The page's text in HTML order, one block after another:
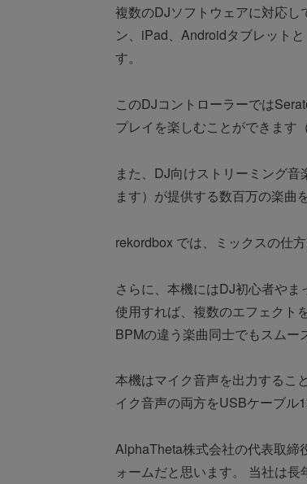
複数のDJソフトウェアに対応
ン、iPad、Androidタブレット
す。
このDJコントローラーでは
プレイを楽しむことができます
また、DJ向けストリーミング
ます）が提供する数百万の楽曲
rekordbox では、ミックスの仕
さらに、本機にはDJ初心者や
使用すれば、複数のエフェクト
BPMの違う楽曲同士でもスムー
本機はマイク音声を出力するこ
イク音声の両方をUSBケーブル
AlphaTheta株式会社の代表取締
ォームだと思います。 当社は